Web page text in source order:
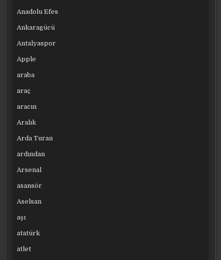
Anadolu Efes
Ankaragücü
Antalyaspor
Apple
araba
araç
aracın
Aralık
Arda Turan
ardından
Arsenal
asansör
Aselsan
aşı
atatürk
atlet